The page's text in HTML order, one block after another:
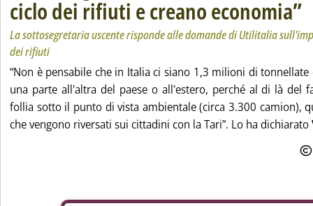
ciclo dei rifiuti e creano economia”
La sottosegretaria uscente risponde alle domande di Utilitalia
dei rifiuti
“Non è pensabile che in Italia ci siano 1,3 milioni di
una parte all'altra del paese o all'estero, perché al di là del
follia sotto il punto di vista ambientale (circa 3.300 camion),
che vengono riversati sui cittadini con la Tari”. Lo ha dichiarato